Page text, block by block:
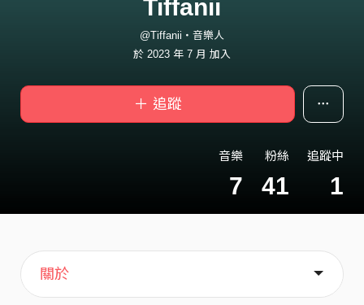
Tiffanii
@Tiffanii・音樂人
於 2023 年 7 月 加入
＋ 追蹤
音樂
7
粉絲
41
追蹤中
1
主頁
音樂
喜歡
關於